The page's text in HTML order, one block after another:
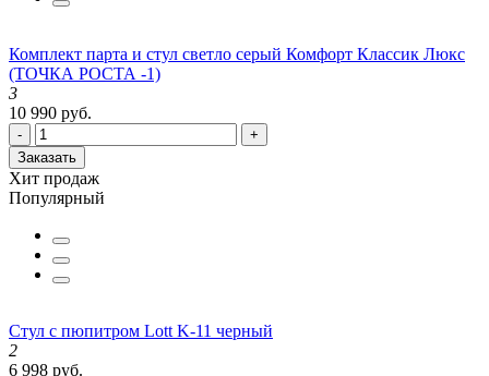
Комплект парта и стул светло серый Комфорт Классик Люкс
(ТОЧКА РОСТА -1)
3
10 990 руб.
-
+
Заказать
Хит продаж
Популярный
Стул с пюпитром Lott K-11 черный
2
6 998 руб.